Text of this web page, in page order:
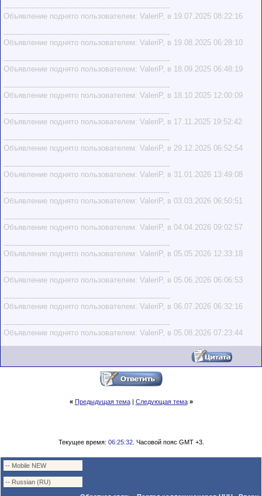
-----------------------------------------------------------------------
Объявление поднято пользователем: ValeriP, в 19.07.2025 08:22:16
-----------------------------------------------------------------------
Объявление поднято пользователем: ValeriP, в 19.08.2025 06:28:10
-----------------------------------------------------------------------
Объявление поднято пользователем: ValeriP, в 18.09.2025 06:48:19
-----------------------------------------------------------------------
Объявление поднято пользователем: ValeriP, в 18.10.2025 12:00:09
-----------------------------------------------------------------------
Объявление поднято пользователем: ValeriP, в 17.11.2025 19:52:42
-----------------------------------------------------------------------
Объявление поднято пользователем: ValeriP, в 29.12.2025 06:52:54
-----------------------------------------------------------------------
Объявление поднято пользователем: ValeriP, в 31.01.2026 13:49:08
-----------------------------------------------------------------------
Объявление поднято пользователем: ValeriP, в 03.03.2026 06:50:51
-----------------------------------------------------------------------
Объявление поднято пользователем: ValeriP, в 04.04.2026 09:02:57
-----------------------------------------------------------------------
Объявление поднято пользователем: ValeriP, в 05.05.2026 12:33:18
-----------------------------------------------------------------------
Объявление поднято пользователем: ValeriP, в 05.06.2026 06:06:53
-----------------------------------------------------------------------
Объявление поднято пользователем: ValeriP, в 06.07.2026 06:32:16
-----------------------------------------------------------------------
Объявление поднято пользователем: ValeriP, в 05.08.2026 07:23:44
« Предыдущая тема| Следующая тема »
Текущее время: 06:25:32. Часовой пояс GMT +3.